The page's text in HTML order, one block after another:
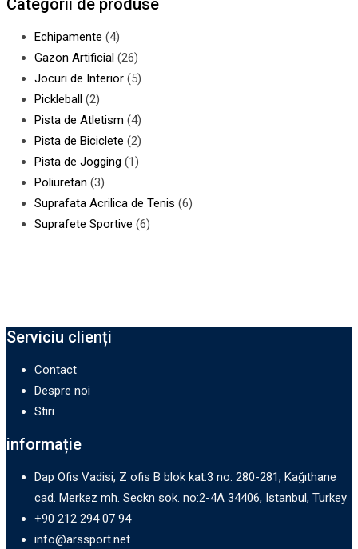
Categorii de produse
Echipamente (4)
Gazon Artificial (26)
Jocuri de Interior (5)
Pickleball (2)
Pista de Atletism (4)
Pista de Biciclete (2)
Pista de Jogging (1)
Poliuretan (3)
Suprafata Acrilica de Tenis (6)
Suprafete Sportive (6)
Serviciu clienți
Contact
Despre noi
Stiri
informație
Dap Ofis Vadisi, Z ofis B blok kat:3 no: 280-281, Kağıthane
cad. Merkez mh. Seckn sok. no:2-4A 34406, Istanbul, Turkey
+90 212 294 07 94
info@arssport.net